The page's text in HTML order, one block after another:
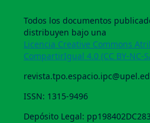
Todos los documentos
distribuyen bajo una
Licencia Creative Commons
CompartirIgual 4.0 (CC BY-NC-
ISSN: 1315-9496
Depósito Legal: